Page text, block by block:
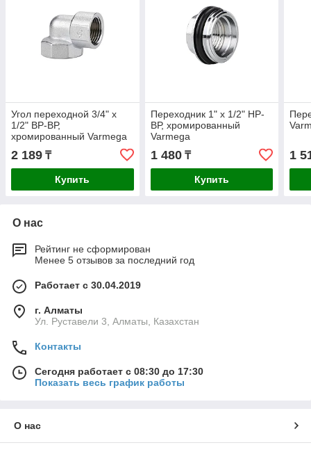
Угол переходной 3/4" х
1/2" ВР-ВР,
хромированный Varmega
2 189 ₸
Купить
Переходник 1" х 1/2" НР-
ВР, хромированный
Varmega
1 480₸
Купить
1
О нас
Рейтинг не сформирован
Менее 5 отзывов за последний год
Работает с 30.04.2019
г. Алматы
Ул. Руставели 3, Алматы, Казахстан
Контакты
Сегодня работает с 08:30 до 17:30
Показать весь график работы
О нас